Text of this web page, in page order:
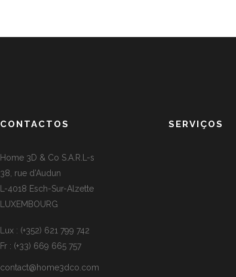
CONTACTOS
Home 3D & Co S.A.R.L-s
38, rue d’Audun
L-4018 Esch-Sur-Alzette
LUXEMBOURG
Lux : (+352) 621 799 742
Fr : (+33) 669 665 757
contact@home3dco.com
SERVIÇOS